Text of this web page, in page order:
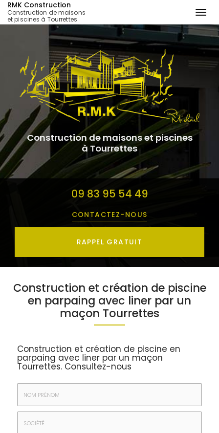
contenu
principal
RMK Construction
Construction de maisons
et piscines à Tourrettes
Construction de maisons et piscines
à Tourrettes
09 83 95 54 49
CONTACTEZ- NOUS
RAPPEL GRATUIT
Construction et création de piscine
en parpaing avec liner par un
maçon Tourrettes
Construction et création de piscine en
parpaing avec liner par un maçon
Tourrettes. Consultez-nous
Nom